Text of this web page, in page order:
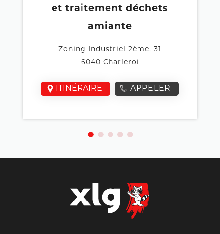
et traitement déchets
amiante
Zoning Industriel 2ème, 31
6040 Charleroi
ITINÉRAIRE APPELER